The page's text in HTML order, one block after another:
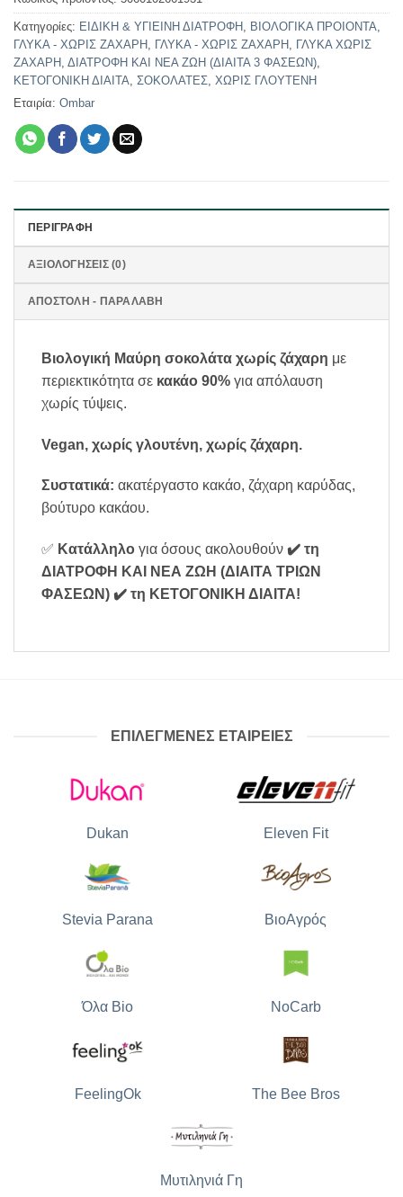
Κατηγορίες: ΕΙΔΙΚΗ & ΥΓΙΕΙΝΗ ΔΙΑΤΡΟΦΗ , ΒΙΟΛΟΓΙΚΑ ΠΡΟΙΟΝΤΑ,
ΓΛΥΚΑ - ΧΩΡΙΣ ΖΑΧΑΡΗ , ΓΛΥΚΑ - ΧΩΡΙΣ ΖΑΧΑΡΗ , ΓΛΥΚΑ ΧΩΡΙΣ
ΖΑΧΑΡΗ , ΔΙΑΤΡΟΦΗ ΚΑΙ ΝΕΑ ΖΩΗ (ΔΙΑΙΤΑ 3 ΦΑΣΕΩΝ),
ΚΕΤΟΓΟΝΙΚΗ ΔΙΑΙΤΑ, ΣΟΚΟΛΑΤΕΣ, ΧΩΡΙΣ ΓΛΟΥΤΕΝΗ
Εταιρία: Ombar
ΠΕΡΙΓΡΑΦΉ
ΑΞΙΟΛΟΓΉΣΕΙΣ (0)
ΑΠΟΣΤΟΛΗ - ΠΑΡΑΛΑΒΗ
Βιολογική Μαύρη σοκολάτα χωρίς ζάχαρη με
περιεκτικότητα σε κακάο 90% για απόλαυση
χωρίς τύψεις.
Vegan, χωρίς γλουτένη, χωρίς ζάχαρη.
Συστατικά: ακατέργαστο κακάο, ζάχαρη καρύδας,
βούτυρο κακάου.
✅ Κατάλληλο για όσους ακολουθούν ✔️ τη
ΔΙΑΤΡΟΦΗ ΚΑΙ ΝΕΑ ΖΩΗ (ΔΙΑΙΤΑ ΤΡΙΩΝ
ΦΑΣΕΩΝ) ✔️ τη ΚΕΤΟΓΟΝΙΚΗ ΔΙΑΙΤΑ!
ΕΠΙΛΕΓΜΕΝΕΣ ΕΤΑΙΡΕΙΕΣ
Dukan Eleven Fit
Stevia Parana ΒιοΑγρός
Όλα Bio NoCarb
FeelingOk The Bee Bros
Μυτιληνιά Γη